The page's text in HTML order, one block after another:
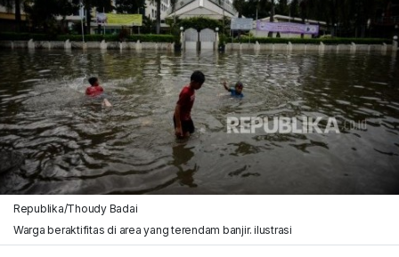
Republika/Thoudy Badai
Warga beraktifitas di area yang terendam banjir. ilustrasi